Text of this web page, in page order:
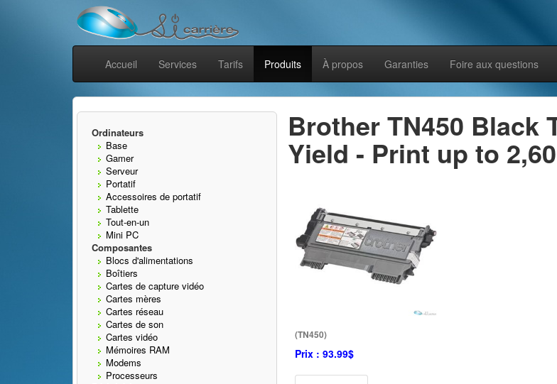
Accueil Services Tarifs Produits À propos Garanties Foire aux questions
Ordinateurs
Base
Gamer
Serveur
Portatif
Accessoires de portatif
Tablette
Tout-en-un
Mini PC
Composantes
Blocs d'alimentations
Boîtiers
Cartes de capture vidéo
Cartes mères
Cartes réseau
Cartes de son
Cartes vidéo
Mémoires RAM
Modems
Processeurs
Brother TN450 Black
Yield - Print up to
(TN450)
Prix : 93.99$